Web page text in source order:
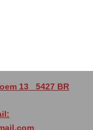
13 5427 BR